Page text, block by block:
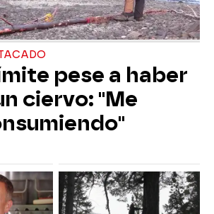
pese a haber
ciervo: "Me